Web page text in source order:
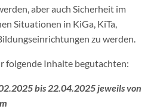
aber auch Sicherheit im
Situationen in KiGa, KiTa,
zu werden.
folgende Inhalte begutachten:
bis 22.04.2025 jeweils von